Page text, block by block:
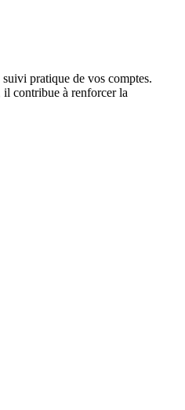
pratique de vos comptes.
il contribue à renforcer la